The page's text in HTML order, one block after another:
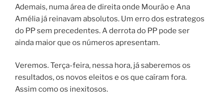
Ademais, numa área de direita onde Mourão e Ana
Amélia já reinavam absolutos. Um erro dos estrategos
do PP sem precedentes. A derrota do PP pode ser
ainda maior que os números apresentam.
Veremos. Terça-feira, nessa hora, já saberemos os
resultados, os novos eleitos e os que caíram fora.
Assim como os inexitosos.